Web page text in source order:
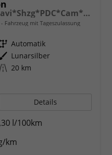
GT Line SW Line*LED*Navi*Shzg*PDC*Cam*18Zoll
Fahrzeug mit Tageszulassung
Getriebe Automatik
Außenfarbe Lunarsilber
Kilometerstand 20 km
Details
l/100km
km